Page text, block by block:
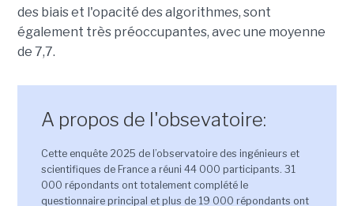
des biais et l'opacité des algorithmes, sont
également très préoccupantes, avec une moyenne
de 7,7.
A propos de l'obsevatoire:
Cette enquête 2025 de l’observatoire des ingénieurs et
scientifiques de France a réuni 44 000 participants. 31
000 répondants ont totalement complété le
questionnaire principal et plus de 19 000 répondants ont